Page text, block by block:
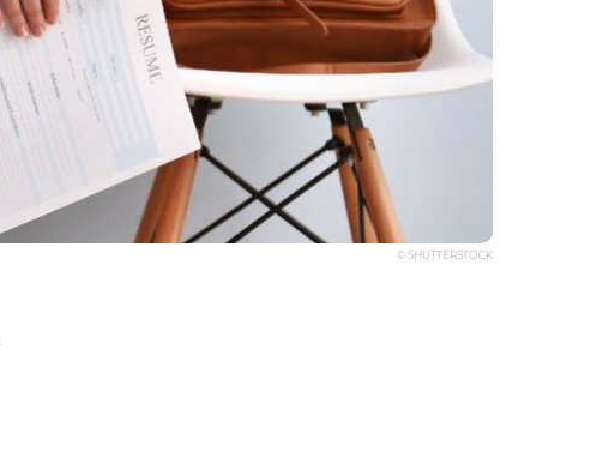
© SHUTTERSTOCK